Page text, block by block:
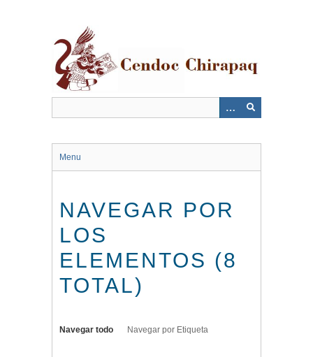
Menu
NAVEGAR POR
LOS
ELEMENTOS (8
TOTAL)
Navegar todo Navegar por Etiqueta